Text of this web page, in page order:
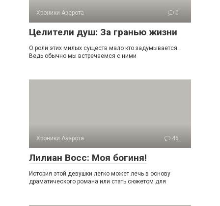
Хроники Азерота 0
Целители душ: За гранью жизни
О роли этих милых существ мало кто задумывается.
Ведь обычно мы встречаемся с ними
Хроники Азерота 46
Лилиан Восс: Моя богиня!
История этой девушки легко может лечь в основу
драматического романа или стать сюжетом для